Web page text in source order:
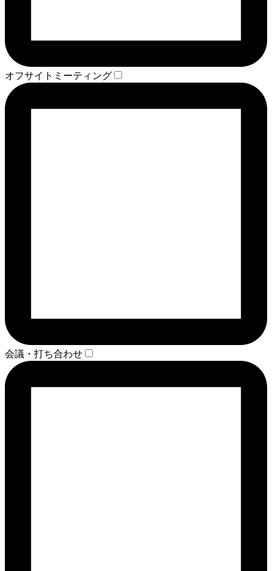
オフサイトミーティング
会議・打ち合わせ